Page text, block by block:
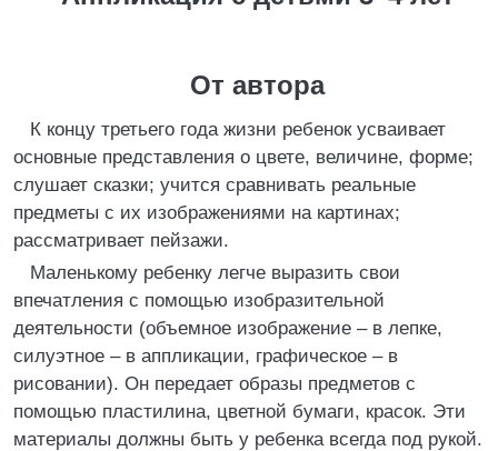
От автора
К концу третьего года жизни ребенок усваивает
основные представления о цвете, величине, форме;
слушает сказки; учится сравнивать реальные
предметы с их изображениями на картинах;
рассматривает пейзажи.
Маленькому ребенку легче выразить свои
впечатления с помощью изобразительной
деятельности (объемное изображение – в лепке,
силуэтное – в аппликации, графическое – в
рисовании). Он передает образы предметов с
помощью пластилина, цветной бумаги, красок. Эти
материалы должны быть у ребенка всегда под рукой.